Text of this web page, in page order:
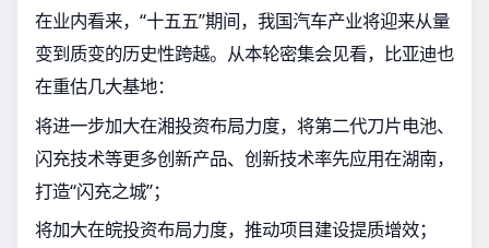
在业内看来，“十五五”期间，我国汽车产业将迎来从量
变到质变的历史性跨越。从本轮密集会见看，比亚迪也
在重估几大基地：
将进一步加大在湘投资布局力度，将第二代刀片电池、
闪充技术等更多创新产品、创新技术率先应用在湖南，
打造“闪充之城”；
将加大在皖投资布局力度，推动项目建设提质增效；